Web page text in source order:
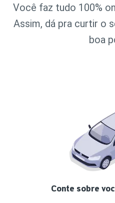
Você faz tudo 100%
Assim, dá pra curtir o
boa
Conte sobre